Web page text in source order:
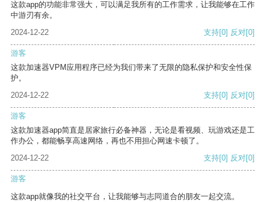
这款app的功能非常强大，可以满足我所有的工作需求，让我能够在工作
中游刃有余。
2024-12-22
支持[0] 反对[0]
游客
这款加速器VPM应用程序已经为我们带来了无限的隐私保护和安全性保
护。
2024-12-22
支持[0] 反对[0]
游客
这款加速器app简直是居家旅行必备神器，无论是看视频、玩游戏还是工
作办公，都能畅享高速网络，再也不用担心网速卡顿了。
2024-12-22
支持[0] 反对[0]
游客
这款app就像我的社交平台，让我能够与志同道合的朋友一起交流。